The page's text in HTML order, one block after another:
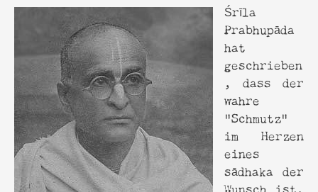
Śrīla
Prabhupāda
hat
geschrieben
, dass der
wahre
"Schmutz"
im Herzen
eines
sādhaka der
Wunsch ist,